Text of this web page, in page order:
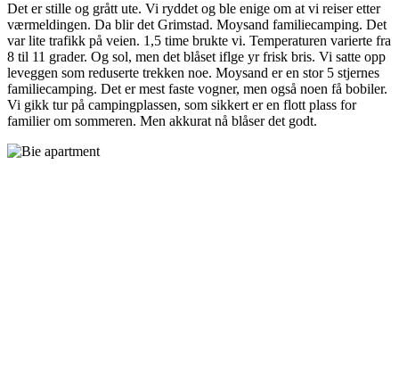
Det er stille og grått ute. Vi ryddet og ble enige om at vi reiser etter
værmeldingen. Da blir det Grimstad. Moysand familiecamping. Det
var lite trafikk på veien. 1,5 time brukte vi. Temperaturen varierte fra
8 til 11 grader. Og sol, men det blåset iflge yr frisk bris. Vi satte opp
leveggen som reduserte trekken noe. Moysand er en stor 5 stjernes
familiecamping. Det er mest faste vogner, men også noen få bobiler.
Vi gikk tur på campingplassen, som sikkert er en flott plass for
familier om sommeren. Men akkurat nå blåser det godt.